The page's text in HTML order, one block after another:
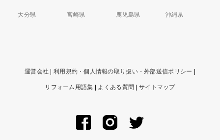
大分県 宮崎県 鹿児島県 沖縄県
運営会社 利用規約・個人情報の取り扱い・外部送信ポリシー
リフォーム用語集 よくある質問 サイトマップ